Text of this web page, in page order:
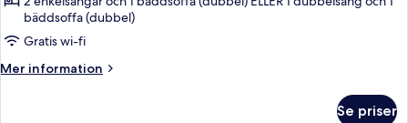
utsikt
mot
bäddsoffa (dubbel)
Gratis wi-fi
Mer information
Mer
Se priser